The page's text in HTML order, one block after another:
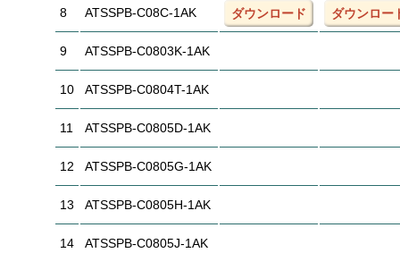
8 ATSSPB-C08C-1AK ダウンロード ダウンロー
9 ATSSPB-C0803K-1AK
10 ATSSPB-C0804T-1AK
11 ATSSPB-C0805D-1AK
12 ATSSPB-C0805G-1AK
13 ATSSPB-C0805H-1AK
14 ATSSPB-C0805J-1AK